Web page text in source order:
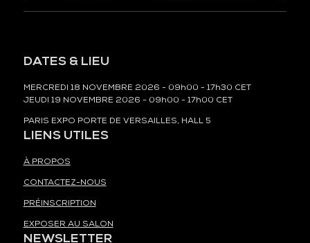
DATES & LIEU
MERCREDI 18 NOVEMBRE 2026 - 09h00 - 17h30 CET
JEUDI 19 NOVEMBRE 2026 - 09h00 - 17h00 CET
PARIS EXPO PORTE DE VERSAILLES, HALL 5
LIENS UTILES
À PROPOS
CONTACTEZ-NOUS
PRÉINSCRIPTION
EXPOSER AU SALON
NEWSLETTER